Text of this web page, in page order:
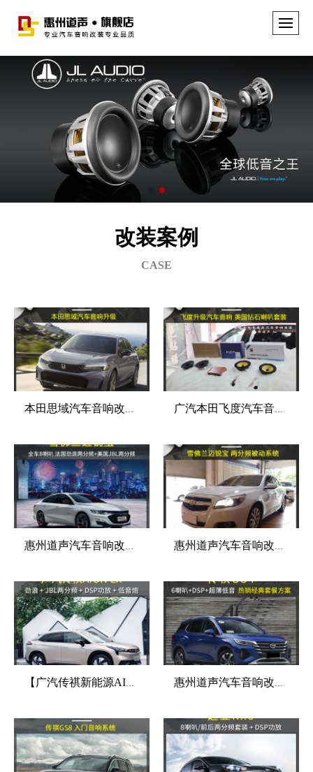
改装案例
CASE
本田思域汽车音响改装新高度-惠州道声汽车音响改装店 广汽本田飞度汽车音响改装新体验-惠州道声汽车音响改装店
惠州道声汽车音响改装 雪佛兰迈锐宝音响 超值套餐方案，性价比极高！！ 惠州道声汽车音响改装 雪佛兰迈锐宝音响改装英国CVrs6.2两分频＋英国CVas6.2两分频＋英国CVab804四路功放＋雷贝琴406QDSP处理器
【广汽传祺新能源AION LX】音响改装升级，原车10扬声器阿尔派音响下岗，惠州汽车音响改装 惠州道声汽车音响改装 【传祺GS4】音响改装升级热销音响套餐方案，适合初次改装升级的车友选择！